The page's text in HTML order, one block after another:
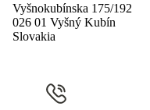
Vyšnokubínska 175/192
026 01 Vyšný Kubín
Slovakia